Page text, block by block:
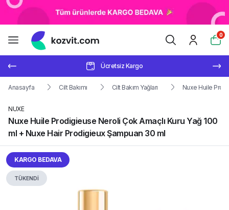
0
Ücretsiz Kargo
Anasayfa Cilt Bakımı Cilt Bakım Yağları Nuxe Huile
NUXE
Nuxe Huile Prodigieuse Neroli Çok Amaçlı Kuru Yağ 100
ml + Nuxe Hair Prodigieux Şampuan 30 ml
KARGO BEDAVA
TÜKENDİ